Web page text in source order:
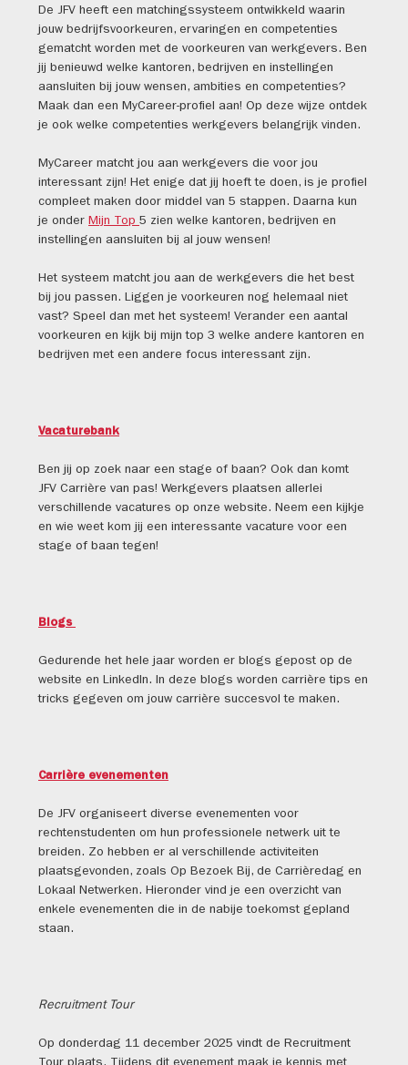
De JFV heeft een matchingssysteem ontwikkeld waarin
jouw bedrijfsvoorkeuren, ervaringen en competenties
gematcht worden met de voorkeuren van werkgevers. Ben
jij benieuwd welke kantoren, bedrijven en instellingen
aansluiten bij jouw wensen, ambities en competenties?
Maak dan een MyCareer-profiel aan! Op deze wijze ontdek
je ook welke competenties werkgevers belangrijk vinden.
MyCareer matcht jou aan werkgevers die voor jou
interessant zijn! Het enige dat jij hoeft te doen, is je profiel
compleet maken door middel van 5 stappen. Daarna kun
je onder Mijn Top 5 zien welke kantoren, bedrijven en
instellingen aansluiten bij al jouw wensen!
Het systeem matcht jou aan de werkgevers die het best
bij jou passen. Liggen je voorkeuren nog helemaal niet
vast? Speel dan met het systeem! Verander een aantal
voorkeuren en kijk bij mijn top 3 welke andere kantoren en
bedrijven met een andere focus interessant zijn.
Vacaturebank
Ben jij op zoek naar een stage of baan? Ook dan komt
JFV Carrière van pas! Werkgevers plaatsen allerlei
verschillende vacatures op onze website. Neem een kijkje
en wie weet kom jij een interessante vacature voor een
stage of baan tegen!
Blogs
Gedurende het hele jaar worden er blogs gepost op de
website en LinkedIn. In deze blogs worden carrière tips en
tricks gegeven om jouw carrière succesvol te maken.
Carrière evenementen
De JFV organiseert diverse evenementen voor
rechtenstudenten om hun professionele netwerk uit te
breiden. Zo hebben er al verschillende activiteiten
plaatsgevonden, zoals Op Bezoek Bij, de Carrièredag en
Lokaal Netwerken. Hieronder vind je een overzicht van
enkele evenementen die in de nabije toekomst gepland
staan.
Recruitment Tour
Op donderdag 11 december 2025 vindt de Recruitment